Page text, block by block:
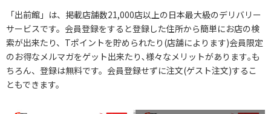
「出前館」は、掲載店舗数21,000店以上の日本最大級のデリバリー
サービスです。会員登録をすると登録した住所から簡単にお店の検
索が出来たり、Tポイントを貯められたり(店舗によります)会員限定
のお得なメルマガをゲット出来たり､様々なメリットがあります｡も
ちろん、登録は無料です。会員登録せずに注文(ゲスト注文)するこ
ともできます。